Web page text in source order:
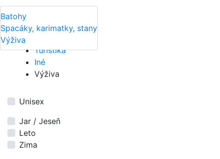
Batohy
Spacáky, karimatky, stany
Výživa
Výživa
Turistika
Iné
Výživa
Unisex
Jar / Jeseň
Leto
Zima